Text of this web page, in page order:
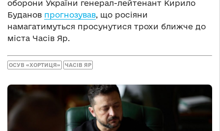
оборони України генерал-лейтенант Кирило
Буданов прогнозував , що росіяни
намагатимуться просунутися трохи ближче до
міста Часів Яр.
ОСУВ «ХОРТИЦЯ» ЧАСІВ ЯР